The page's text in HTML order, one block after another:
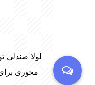
لولا صندلی
محوری